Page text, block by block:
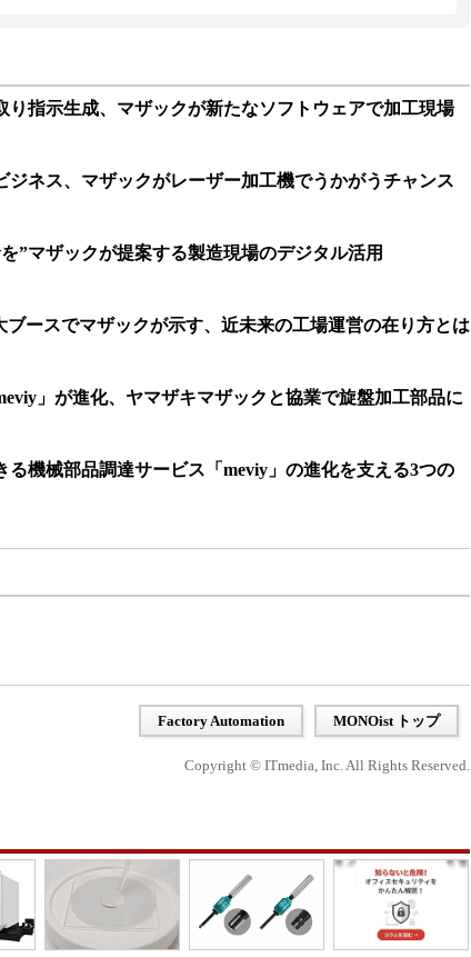
り指示生成、マザックが新たなソフトウェアで加工現場
ジネス、マザックがレーザー加工機でうかがうチャンス
”マザックが提案する製造現場のデジタル活用
ブースでマザックが示す、近未来の工場運営の在り方とは
」が進化、ヤマザキマザックと協業で旋盤加工部品に
る機械部品調達サービス「meviy」の進化を支える3つの
Factory Automation MONOist トップ
Copyright © ITmedia, Inc. All Rights Reserved.